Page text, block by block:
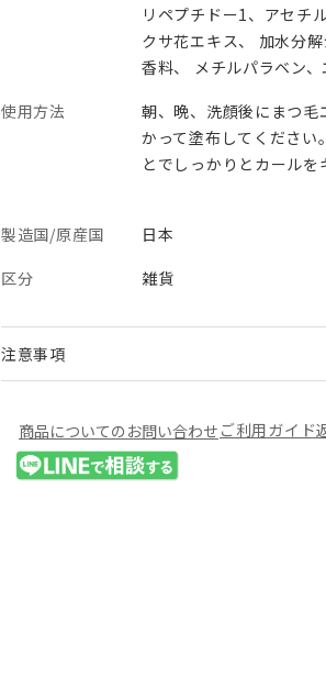
リペプチドー1、アセチ
クサ花エキス、 加水分解
香料、 メチルパラベン
使用方法
朝、晩、洗顔後にまつ
かって塗布してください
とでしっかりとカールを
製造国/原産国
日本
区分
雑貨
注意事項
商品についてのお問い合わせ ご利用ガイド